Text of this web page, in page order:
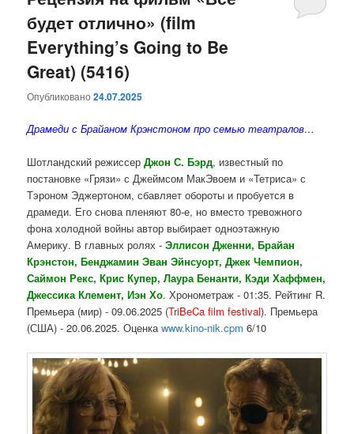
содержимому
содержимому
будет отлично» (film
Everything’s Going to Be
Great) (5416)
Опубликовано24.07.2025
Драмеди с Брайаном Крэнстоном про семью театралов…
Шотландский режиссерДжон С. Бэрд, известный по
постановке «Грязи» с Джеймсом МакЭвоем и «Тетриса» с
Тэроном Эджертоном, сбавляет обороты и пробуется в
драмеди. Его снова пленяют 80-е, но вместо тревожного
фона холодной войны автор выбирает одноэтажную
Америку. В главных ролях -Эллисон Дженни, Брайан
Крэнстон, Бенджамин Эван Эйнсуорт, Джек Чемпион,
Саймон Рекс, Крис Купер, Лаура Бенанти, Кэди Хаффмен,
Джессика Клемент, Иэн Хо. Хронометраж - 01:35. Рейтинг R.
Премьера (мир) - 09.06.2025 (TriBeCa film festival). Премьера
(США) - 20.06.2025. Оценкаwww.kino-nik.cpm 6/10